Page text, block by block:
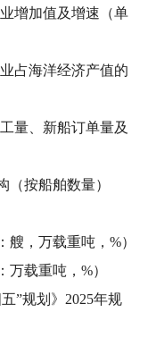
增加值及增速（单
占海洋经济产值的
量、新船订单量及
（按船舶数量）
，万载重吨，%）
万载重吨，%）
”规划》2025年规